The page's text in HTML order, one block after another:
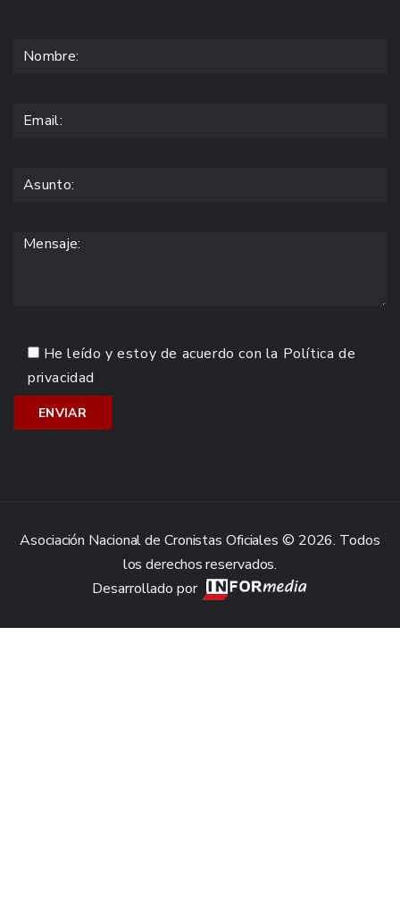
He leído y estoy de acuerdo con la Política de
privacidad
Asociación Nacional de Cronistas Oficiales © 2026. Todos
los derechos reservados.
Desarrollado por